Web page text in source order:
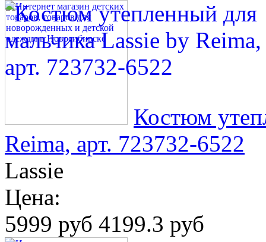
Костюм
Reima, арт. 723732-6522
Lassie
Цена:
5999 руб 4199.3 руб